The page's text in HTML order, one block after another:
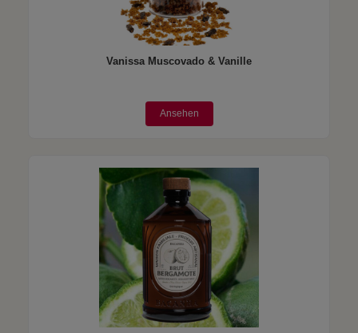
Vanissa Muscovado & Vanille
Ansehen